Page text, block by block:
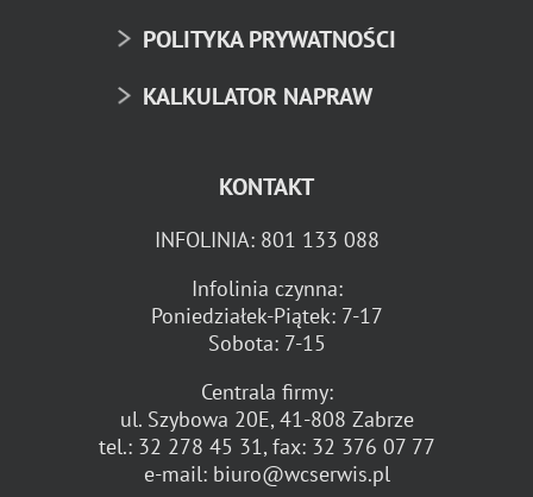
POLITYKA PRYWATNOŚCI
KALKULATOR NAPRAW
KONTAKT
INFOLINIA: 801 133 088
Infolinia czynna:
Poniedziałek-Piątek: 7-17
Sobota: 7-15
Centrala firmy:
ul. Szybowa 20E, 41-808 Zabrze
tel.: 32 278 45 31, fax: 32 376 07 77
e-mail: biuro@wcserwis.pl